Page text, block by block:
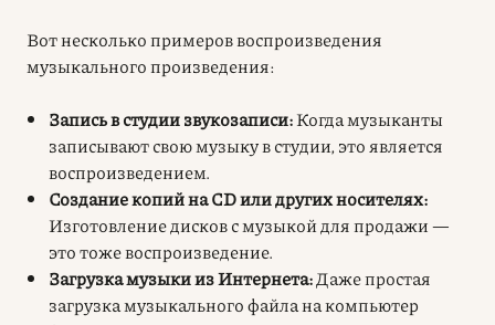
Вот несколько примеров воспроизведения
музыкального произведения:
Запись в студии звукозаписи:Когда музыканты
записывают свою музыку в студии, это является
воспроизведением.
Создание копий на CD или других носителях:
Изготовление дисков с музыкой для продажи —
это тоже воспроизведение.
Загрузка музыки из Интернета:Даже простая
загрузка музыкального файла на компьютер